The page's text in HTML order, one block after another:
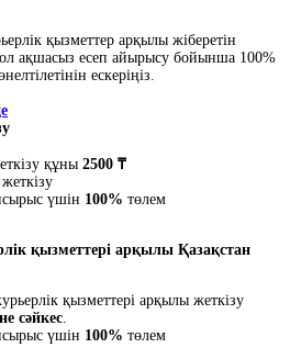
қызметтер арқылы жіберетін
ақшасыз есеп айырысу бойынша 100%
ескеріңіз.
құны 2500 ₸
үшін 100% төлем
қызметтері арқылы Қазақстан
қызметтері арқылы жеткізу
сәйкес.
үшін 100% төлем